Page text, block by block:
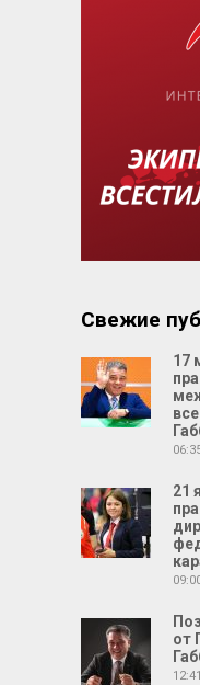
Свежие
17
21
от
12:41